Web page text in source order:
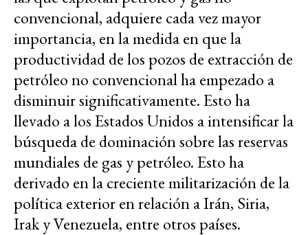
convencional, adquiere cada vez mayor
importancia, en la medida en que la
productividad de los pozos de extracción de
petróleo no convencional ha empezado a
disminuir significativamente. Esto ha
llevado a los Estados Unidos a intensificar la
búsqueda de dominación sobre las reservas
mundiales de gas y petróleo. Esto ha
derivado en la creciente militarización de la
política exterior en relación a Irán, Siria,
Irak y Venezuela, entre otros países.